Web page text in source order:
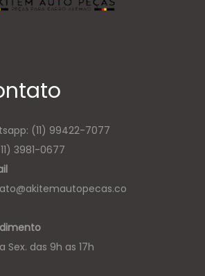
(11) 99422-7077
3981-0677
Sex. das 9h as 17h